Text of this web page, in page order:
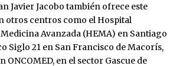
Javier Jacobo también ofrece este
otros centros como el Hospital
Avanzada (HEMA) en Santiago
Siglo 21 en San Francisco de Macorís,
ONCOMED, en el sector Gascue de